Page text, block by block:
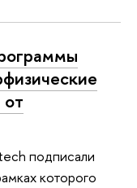
подписали
которого